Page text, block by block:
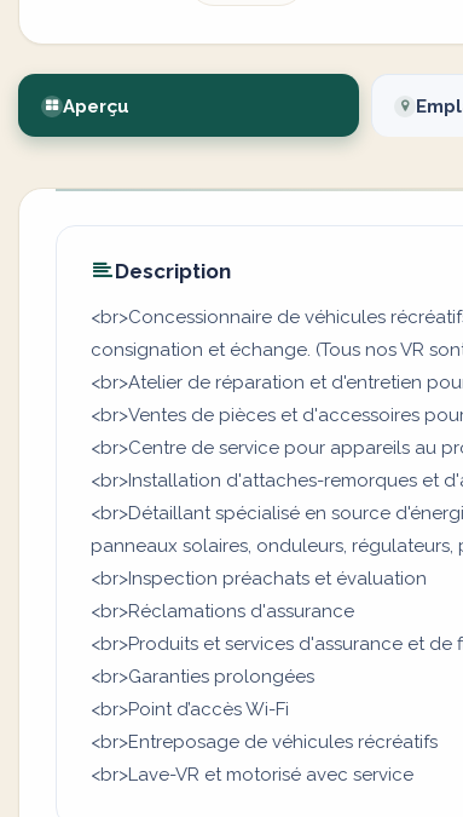
Aperçu
Description
<br>Concessionnaire de véhicules
consignation et échange. (Tous nos VR
<br>Atelier de réparation et d'entretien
<br>Ventes de pièces et d'accessoires
<br>Centre de service pour appareils au
<br>Installation d'attaches-remorques et
<br>Détaillant spécialisé en source
panneaux solaires, onduleurs, régulateurs,
<br>Inspection préachats et évaluation
<br>Réclamations d'assurance
<br>Produits et services d'assurance et de
<br>Garanties prolongées
<br>Point d’accès Wi-Fi
<br>Entreposage de véhicules récréatifs
<br>Lave-VR et motorisé avec service